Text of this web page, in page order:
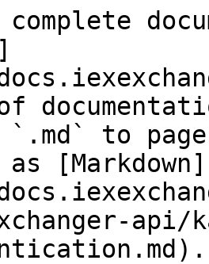
`.md` to
[Markdown]
api/